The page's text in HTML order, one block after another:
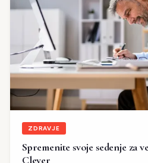
ZDRAVJE
Spremenite svoje sedenje za
Clever